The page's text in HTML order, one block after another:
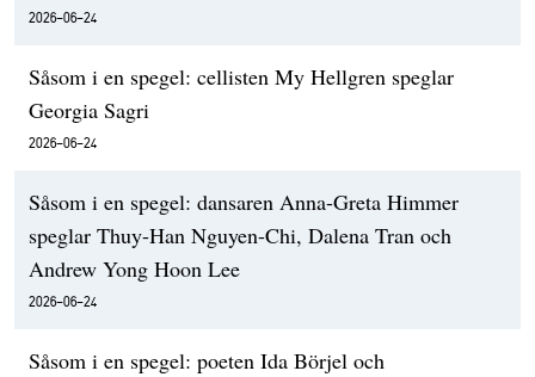
2026-06-24
Såsom i en spegel: cellisten My Hellgren speglar
Georgia Sagri
2026-06-24
Såsom i en spegel: dansaren Anna-Greta Himmer
speglar Thuy-Han Nguyen-Chi, Dalena Tran och
Andrew Yong Hoon Lee
2026-06-24
Såsom i en spegel: poeten Ida Börjel och